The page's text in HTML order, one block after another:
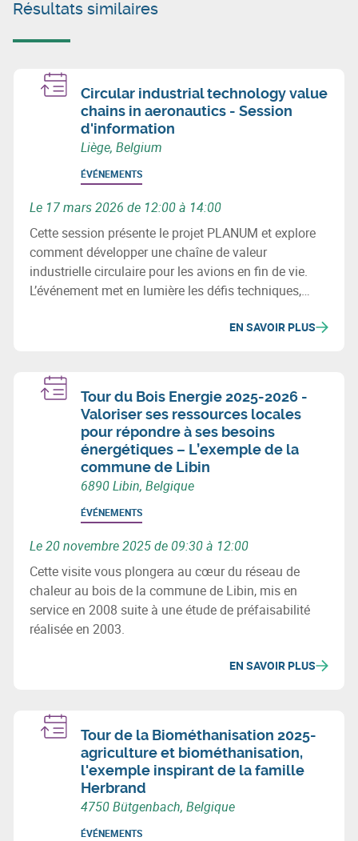
Résultats similaires
Circular industrial technology value
chains in aeronautics - Session
d'information
Liège, Belgium
ÉVÉNEMENTS
Le 17 mars 2026 de 12:00 à 14:00
Cette session présente le projet PLANUM et explore
comment développer une chaîne de valeur
industrielle circulaire pour les avions en fin de vie.
L’événement met en lumière les défis techniques,
récupération des métaux et composites.EN SAVOIR PLUS
Tour du Bois Energie 2025-2026 -
Valoriser ses ressources locales
pour répondre à ses besoins
énergétiques – L’exemple de la
commune de Libin
6890 Libin, Belgique
ÉVÉNEMENTS
Le 20 novembre 2025 de 09:30 à 12:00
Cette visite vous plongera au cœur du réseau de
chaleur au bois de la commune de Libin, mis en
service en 2008 suite à une étude de préfaisabilité
réalisée en 2003.
EN SAVOIR PLUS
Tour de la Biométhanisation 2025-
agriculture et biométhanisation,
l'exemple inspirant de la famille
Herbrand
4750 Bütgenbach, Belgique
ÉVÉNEMENTS